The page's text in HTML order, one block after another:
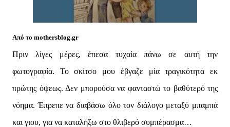
Από το mothersblog.gr
Πριν λίγες μέρες, έπεσα τυχαία πάνω σε αυτή την
φωτογραφία. Το σκίτσο μου έβγαζε μία τραγικότητα εκ
πρώτης όψεως. Δεν μπορούσα να φανταστώ το βαθύτερό της
νόημα. Έπρεπε να διαβάσω όλο τον διάλογο μεταξύ μπαμπά
και γιου, για να καταλήξω στο θλιβερό συμπέρασμα…